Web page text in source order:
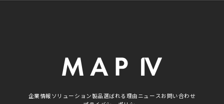
センサーキャリブレーションソフトウェア
点群クラス分類ソフトウェア
ベクターマップ生成ソフトウェア
企業情報 ソリューション製品選ばれる理由 ニュース お問い合わせ